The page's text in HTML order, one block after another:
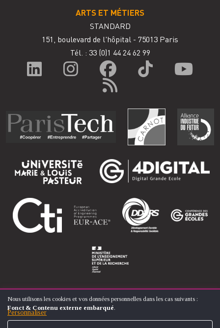
ARTS ET MÉTIERS
STANDARD
151, boulevard de l'hôpital - 75013 Paris
Tél. : 33 (0)1 44 24 62 99
© ÉCOLE NATIONALE SUPÉRIEURE D'ARTS ET MÉTIERS
UTILISATION
DES
DONNÉES
Nous utilisons les cookies et vos données personnelles dans les cas suivants :
Fonct & Contenu externe embarqué.
Personnaliser